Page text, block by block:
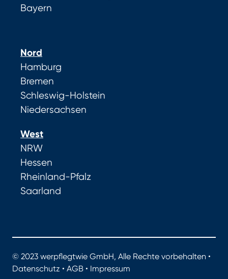
Bayern
Nord
Hamburg
Bremen
Schleswig-Holstein
Niedersachsen
West
NRW
Hessen
Rheinland-Pfalz
Saarland
© 2023 werpflegtwie GmbH, Alle Rechte vorbehalten •
Datenschutz • AGB • Impressum